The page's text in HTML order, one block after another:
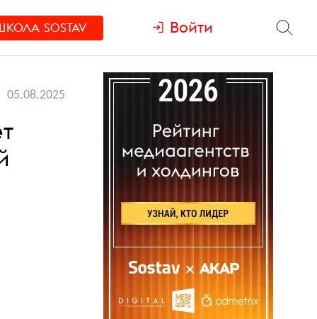
SOSTAV Войти
05.08.2025